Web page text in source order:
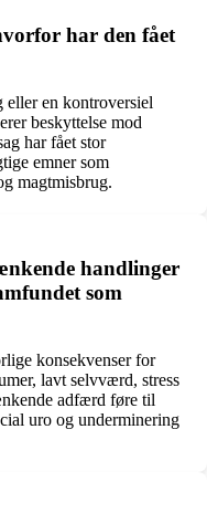
har den fået
eller en kontroversiel
beskyttelse mod
har fået stor
emner som
magtmisbrug.
handlinger
som
konsekvenser for
lavt selvværd, stress
adfærd føre til
uro og underminering